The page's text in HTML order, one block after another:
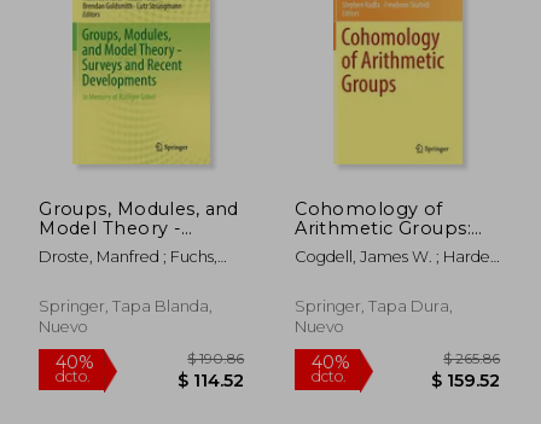
$ 58.00
Groups, Modules, and
Model Theory -
Surveys and Recent
Developments: In
Göbel (en Inglés)
Droste, Manfred ; Fuchs,
Brendan
Springer, Tapa Blanda,
Nuevo
Cohomology of
Arithmetic Groups:
On the Occasion of
Joachim
Birthday, Bonn,
Germany, June 2016
Cogdell, James W. ; Harder,
Springer, Tapa Dura,
Nuevo